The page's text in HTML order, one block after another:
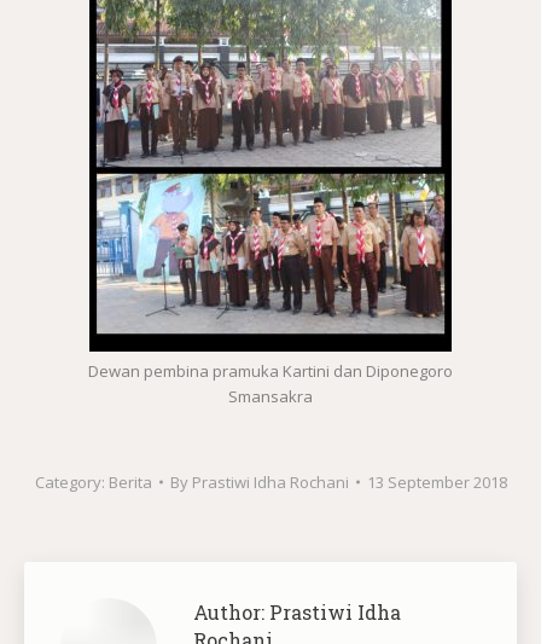
Dewan pembina pramuka Kartini dan Diponegoro
Smansakra
Category: Berita By Prastiwi Idha Rochani 13 September 2018
Author: Prastiwi Idha